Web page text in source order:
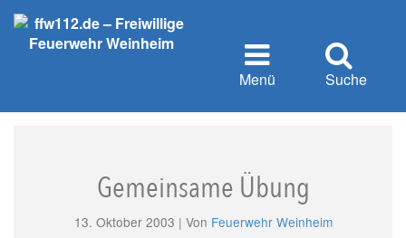
Menü Suche
Gemeinsame Übung
13. Oktober 2003 | Von Feuerwehr Weinheim